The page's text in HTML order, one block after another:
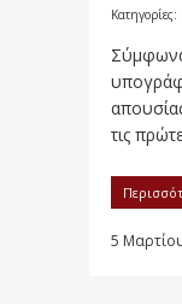
Κατηγορίες:
τις
5